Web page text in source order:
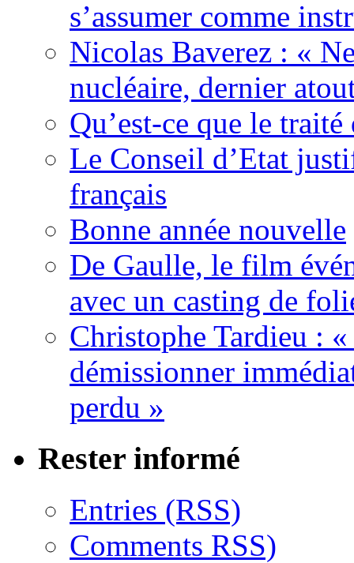
s’assumer comme
Nicolas Baverez : «
nucléaire, dernier
Qu’est-ce que le traité
Le Conseil d’Etat
français
Bonne année nouvelle
De Gaulle, le film
avec un casting de
Christophe Tardieu : «
démissionner
perdu »
Rester informé
Entries (RSS)
Comments RSS)